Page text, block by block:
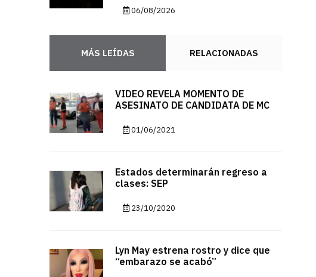
06/08/2026
MÁS LEÍDAS RELACIONADAS
VIDEO REVELA MOMENTO DE
ASESINATO DE CANDIDATA DE MC
01/06/2021
Estados determinarán regreso a
clases: SEP
23/10/2020
Lyn May estrena rostro y dice que
“embarazo se acabó”